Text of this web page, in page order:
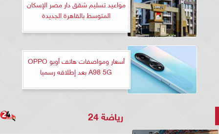
مواعيد تسليم شقق دار مصر الإسكان
المتوسط بالقاهرة الجديدة
أسعار ومواصفات هاتف أوبو OPPO
A98 5G بعد إطلاقه رسميا
رياضة 24